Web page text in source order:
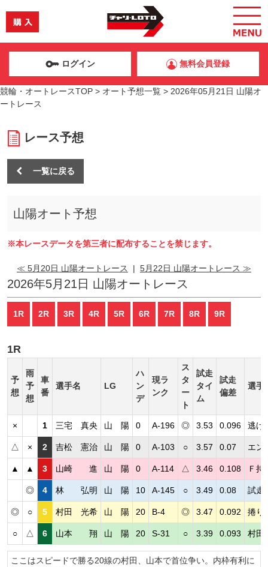
ログイン 無料会員登録
競輪・オートレースTOP > オート予想一覧 > 2026年05月21日 山陽オ
ートレース
レース予想
一覧に戻る
山陽オート予想
※本レースデータを第三者に配布することを禁じます。
≪ 5月20日 山陽オートレース | 5月22日 山陽オートレース ≫
2026年5月21日 山陽オートレース
1R 2R 3R 4R 5R 6R 7R 8R 9R
1R
予
想
雨
予
想
車
番
選手名 LG
ハ
ン
デ
現ラ
ンク
ス
タ
ー
ト
試走
タイ
ム
試走
偏差
選手
× 1 三宅 真央 山 陽 0 A-196 ◎ 3.53 0.096 逃げ
△ × 2 吉松 憲治 山 陽 0 A-103 ○ 3.57 0.07 エン
▲ ▲ 3 山崎 進 山 陽 0 A-114 △ 3.46 0.108 Ｆ持
◎ 4 林 弘明 山 陽 10 A-145 ○ 3.49 0.08 試走
◎ ○ 5 村田 光希 山 陽 20 B-4 ◎ 3.47 0.092 捲り
○ △ 6 山本 翔 山 陽 20 S-31 ○ 3.39 0.093 村田
ここはスピードで勝る20線の村田、山本で首位争い。内枠有利に